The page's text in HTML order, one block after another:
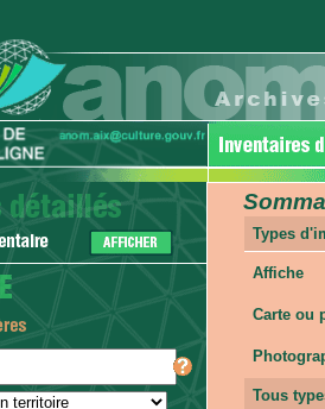
Types
Affiche
Carte ou
Tous